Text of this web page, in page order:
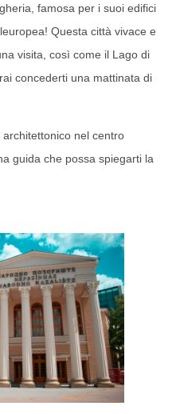
famosa per i suoi edifici
Questa città vivace e
visita, così come il Lago di
concederti una mattinata di
architettonico nel centro
guida che possa spiegarti la